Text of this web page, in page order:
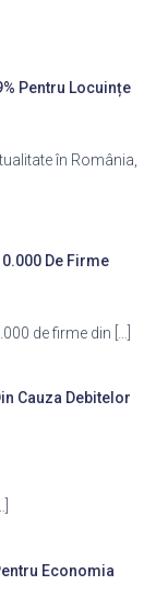
Pentru Locuințe
în România,
De Firme
de firme din
Cauza Debitelor
Economia